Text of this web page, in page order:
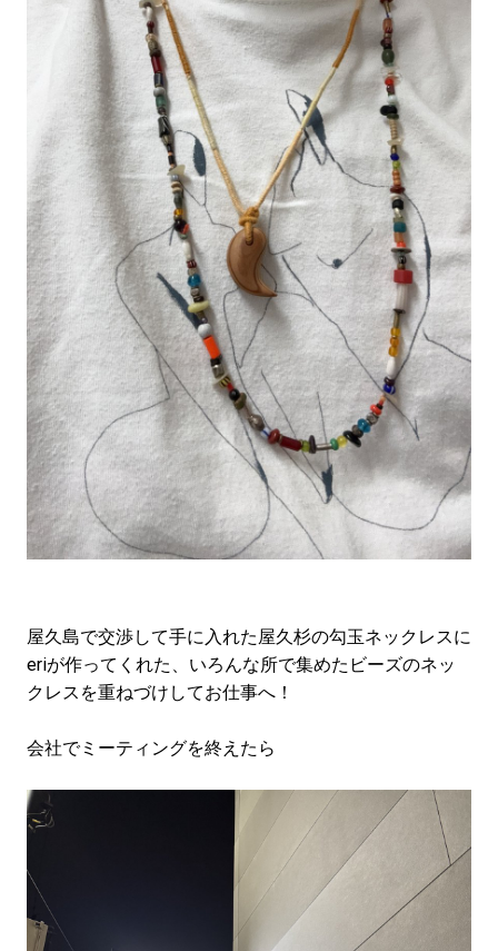
屋久島で交渉して手に入れた屋久杉の勾玉ネックレスに
eriが作ってくれた、いろんな所で集めたビーズのネッ
クレスを重ねづけしてお仕事へ！
会社でミーティングを終えたら